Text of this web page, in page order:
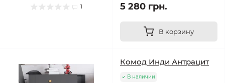
1 5 280 грн.
В корзину
Комод Инди Антрацит
В наличии